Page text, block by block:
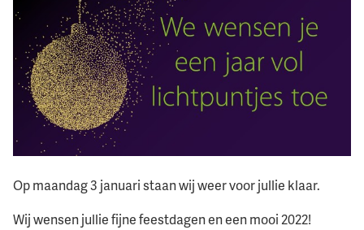
Op maandag 3 januari staan wij weer voor jullie klaar.
Wij wensen jullie fijne feestdagen en een mooi 2022!